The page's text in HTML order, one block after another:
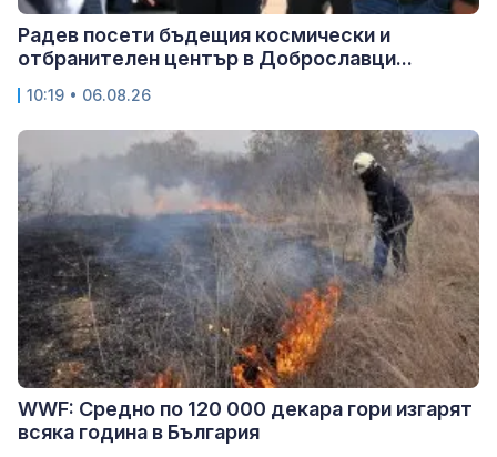
Радев посети бъдещия космически и
отбранителен център в Доброславци...
10:19 • 06.08.26
WWF: Средно по 120 000 декара гори изгарят
всяка година в България